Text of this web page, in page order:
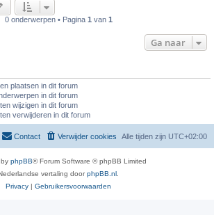
0 onderwerpen • Pagina 1 van 1
Ga naar
plaatsen in dit forum
in dit forum
wijzigen in dit forum
verwijderen in dit forum
Alle tijden zijn UTC+02:00
Verwijder cookies
Contact
phpBB® Forum Software © phpBB Limited
vertaling doorphpBB.nl
Privacy | Gebruikersvoorwaarden